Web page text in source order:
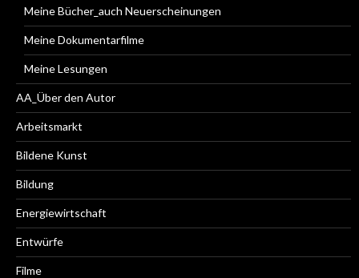
Meine Bücher_auch Neuerscheinungen
Meine Dokumentarfilme
Meine Lesungen
AA_Über den Autor
Arbeitsmarkt
Bildene Kunst
Bildung
Energiewirtschaft
Entwürfe
Filme